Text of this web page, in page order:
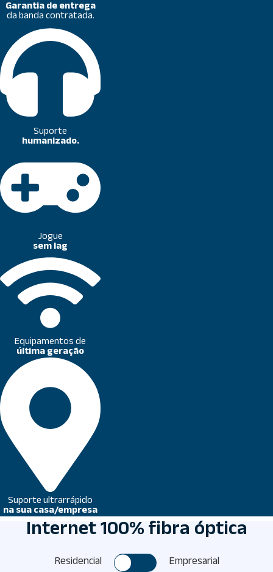
Garantia de entrega
da banda contratada.
Suporte
humanizado.
Jogue
sem lag
Equipamentos de
última geração
Suporte ultrarrápido
na sua casa/empresa
Internet 100% fibra óptica
Residencial Empresarial